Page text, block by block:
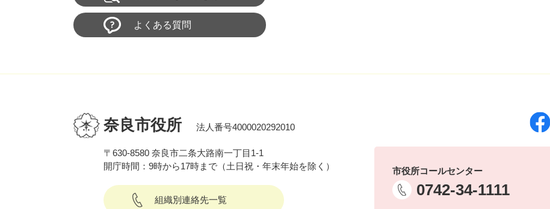
よくある質問
奈良市役所 法人番号4000020292010
〒630-8580 奈良市二条大路南一丁目1-1
開庁時間：9時から17時まで（土日祝・年末年始を除く）
組織別連絡先一覧
市役所コールセンター
0742-34-1111